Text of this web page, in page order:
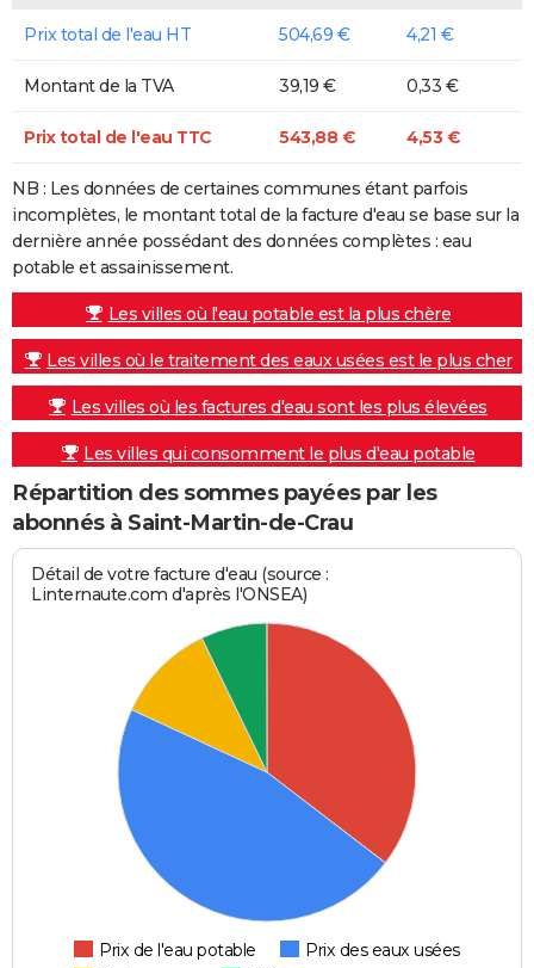
Prix total de l'eau HT 504,69 € 4,21 €
Montant de la TVA 39,19 € 0,33 €
Prix total de l'eau TTC 543,88 € 4,53 €
NB : Les données de certaines communes étant parfois
incomplètes, le montant total de la facture d'eau se base sur la
dernière année possédant des données complètes : eau
potable et assainissement.
Les villes où l'eau potable est la plus chère
Les villes où le traitement des eaux usées est le plus cher
Les villes où les factures d'eau sont les plus élevées
Les villes qui consomment le plus d'eau potable
Répartition des sommes payées par les
abonnés à Saint-Martin-de-Crau
Détail de votre facture d'eau (source :
Linternaute.com d'après l'ONSEA)
Prix de l'eau potable
Prix des eaux usées